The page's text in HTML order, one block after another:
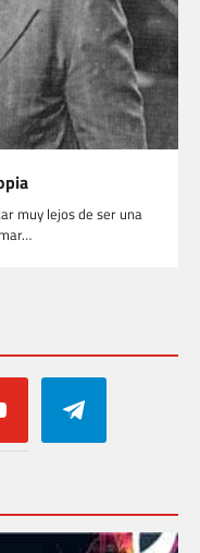
muy lejos de ser una
telegram